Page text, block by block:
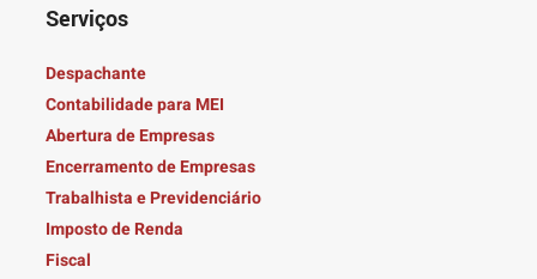
Serviços
Despachante
Contabilidade para MEI
Abertura de Empresas
Encerramento de Empresas
Trabalhista e Previdenciário
Imposto de Renda
Fiscal